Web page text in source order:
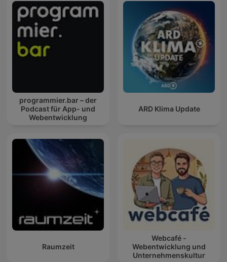
programmier.bar – der
Podcast für App- und
Webentwicklung
ARD Klima Update
Raumzeit
Webcafé -
Webentwicklung und
Unternehmenskultur